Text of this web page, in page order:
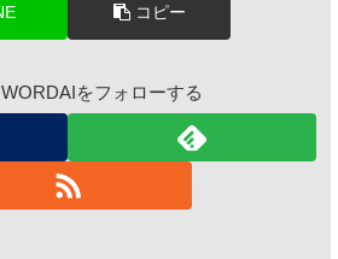
コピー
をフォローする